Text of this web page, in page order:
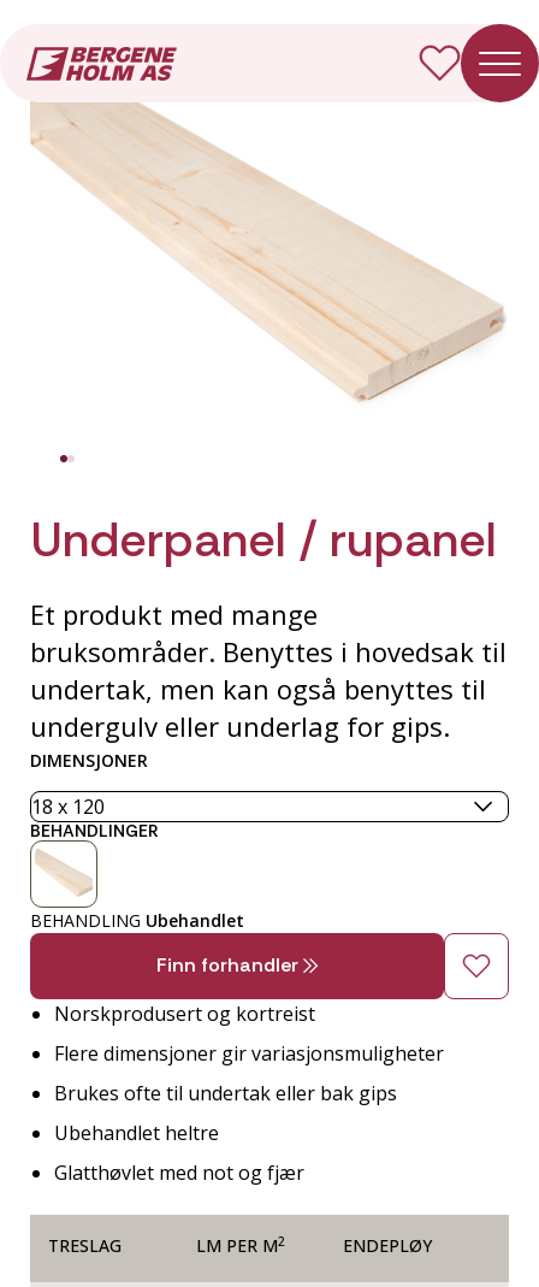
Underpanel / rupanel
Et produkt med mange
bruksområder. Benyttes i hovedsak til
undertak, men kan også benyttes til
undergulv eller underlag for gips.
DIMENSJONER
BEHANDLINGER
BEHANDLING Ubehandlet
Finn forhandler
Norskprodusert og kortreist
Flere dimensjoner gir variasjonsmuligheter
Brukes ofte til undertak eller bak gips
Ubehandlet heltre
Glatthøvlet med not og fjær
TRESLAG LM PER M2 ENDEPLØY